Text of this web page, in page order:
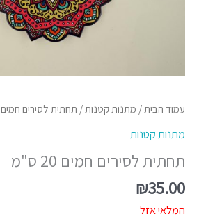
עמוד הבית/ מתנות קטנות/ תחתית לסירים חמים 20 ס"מ
מתנות קטנות
תחתית לסירים חמים 20 ס"מ
₪35.00
המלאי אזל